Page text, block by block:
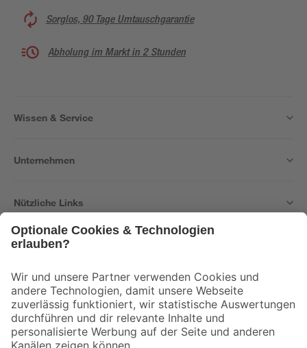
Sorglos, 90 Tage Umtauschgarantie
Abholung im Markt in 2 Stunden
Wissen & Service
Unternehmen
Nützliche Links
Der toom Newsletter: Keine Angebote und Aktionen mehr verpassen!
Zur Newsletter Anmeldung